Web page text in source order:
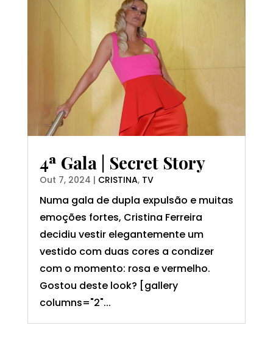
4ª Gala | Secret Story
Out 7, 2024 | CRISTINA, TV
Numa gala de dupla expulsão e muitas
emoções fortes, Cristina Ferreira
decidiu vestir elegantemente um
vestido com duas cores a condizer
com o momento: rosa e vermelho.
Gostou deste look? [gallery
columns="2"...